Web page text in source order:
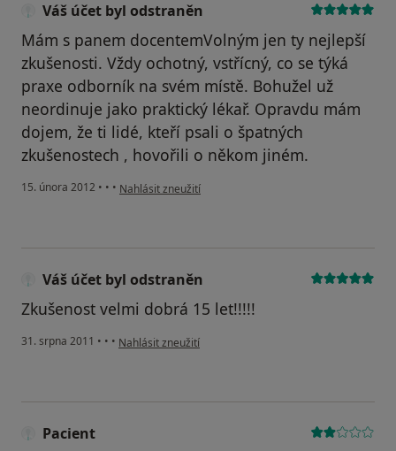
Váš účet byl odstraněn
Mám s panem docentemVolným jen ty nejlepší
zkušenosti. Vždy ochotný, vstřícný, co se týká
praxe odborník na svém místě. Bohužel už
neordinuje jako praktický lékař. Opravdu mám
dojem, že ti lidé, kteří psali o špatných
zkušenostech , hovořili o někom jiném.
15. února 2012 • • • podle názoru uživatele Váš účet byl odstraněn
Nahlásit zneužití
Váš účet byl odstraněn
Zkušenost velmi dobrá 15 let!!!!!
31. srpna 2011 • • • podle názoru uživatele Váš účet byl odstraněn
Nahlásit zneužití
Pacient